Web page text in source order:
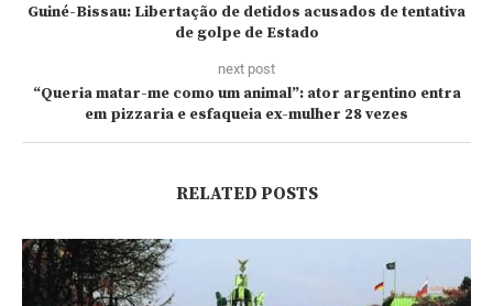
Guiné-Bissau: Libertação de detidos acusados de tentativa
de golpe de Estado
next post
“Queria matar-me como um animal”: ator argentino entra
em pizzaria e esfaqueia ex-mulher 28 vezes
RELATED POSTS